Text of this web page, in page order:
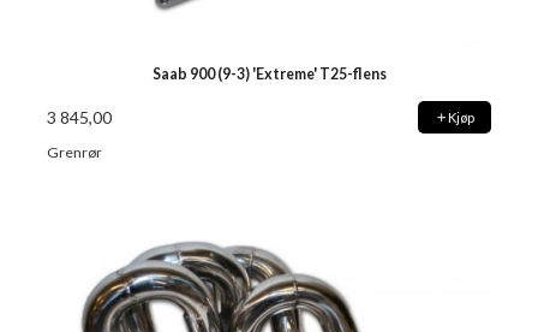
Saab 900 (9-3) 'Extreme' T25-flens
3 845,00 Kjøp
Grenrør